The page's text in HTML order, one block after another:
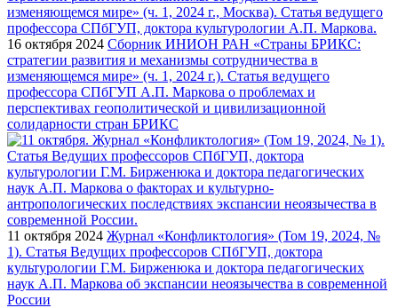
16 октября 2024 Сборник ИНИОН РАН «Страны БРИКС:
стратегии развития и механизмы сотрудничества в
изменяющемся мире» (ч. 1, 2024 г.). Статья ведущего
профессора СПбГУП А.П. Маркова о проблемах и
перспективах геополитической и цивилизационной
солидарности стран БРИКС
11 октября 2024 Журнал «Конфликтология» (Том 19, 2024, №
1). Статья Ведущих профессоров СПбГУП, доктора
культурологии Г.М. Бирженюка и доктора педагогических
наук А.П. Маркова об экспансии неоязычества в современной
России